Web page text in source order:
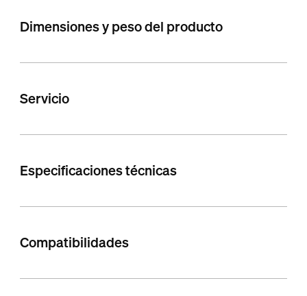
Dimensiones y peso del producto
Servicio
Especificaciones técnicas
Compatibilidades